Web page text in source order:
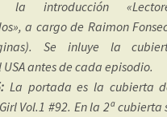
la introducción
a cargo de Raimon
Se inluye la
antes de cada episodio.
La portada es la cubierta
Vol.1 #92. En la 2ª cubierta